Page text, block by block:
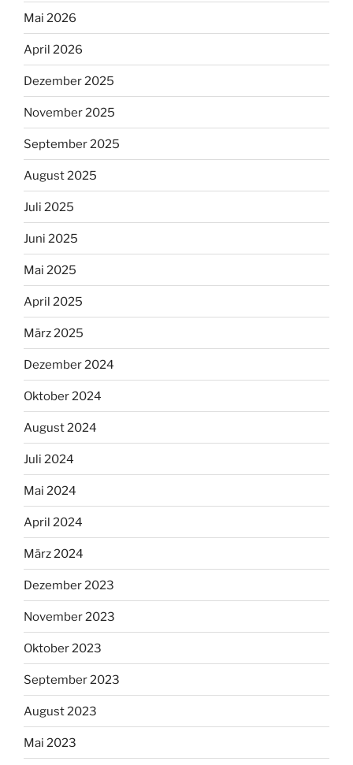
Mai 2026
April 2026
Dezember 2025
November 2025
September 2025
August 2025
Juli 2025
Juni 2025
Mai 2025
April 2025
März 2025
Dezember 2024
Oktober 2024
August 2024
Juli 2024
Mai 2024
April 2024
März 2024
Dezember 2023
November 2023
Oktober 2023
September 2023
August 2023
Mai 2023